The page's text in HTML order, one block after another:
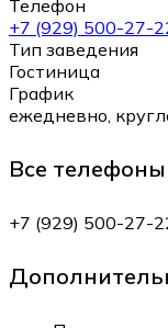
Телефон
+7 (929) 500-27-
Тип заведения
Гостиница
График
ежедневно,
Все телефоны
+7 (929) 500-27-